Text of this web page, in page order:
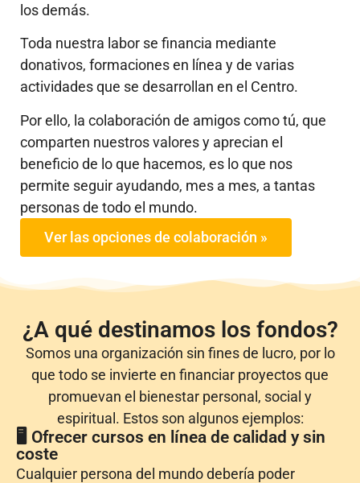
los demás.
Toda nuestra labor se financia mediante
donativos, formaciones en línea y de varias
actividades que se desarrollan en el Centro.
Por ello, la colaboración de amigos como tú, que
comparten nuestros valores y aprecian el
beneficio de lo que hacemos, es lo que nos
permite seguir ayudando, mes a mes, a tantas
personas de todo el mundo.
Ver las opciones de colaboración »
¿A qué destinamos los fondos?
Somos una organización sin fines de lucro, por lo
que todo se invierte en financiar proyectos que
promuevan el bienestar personal, social y
espiritual. Estos son algunos ejemplos:
🖥 Ofrecer cursos en línea de calidad y sin
coste
Cualquier persona del mundo debería poder